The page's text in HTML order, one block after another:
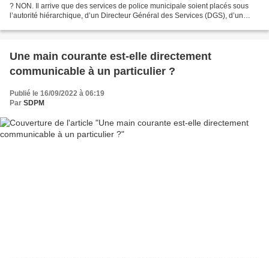
? NON. Il arrive que des services de police municipale soient placés sous
l’autorité hiérarchique, d’un Directeur Général des Services (DGS), d’un
Une main courante est-elle directement
communicable à un particulier ?
Publié le 16/09/2022 à 06:19
Par SDPM